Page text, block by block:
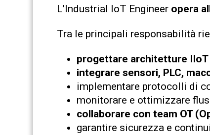
L’Industrial IoT Engineer opera
Tra le principali responsabilità
progettare architetture
integrare sensori, PLC,
implementare protocolli di
monitorare e ottimizzare
collaborare con team OT
garantire sicurezza e